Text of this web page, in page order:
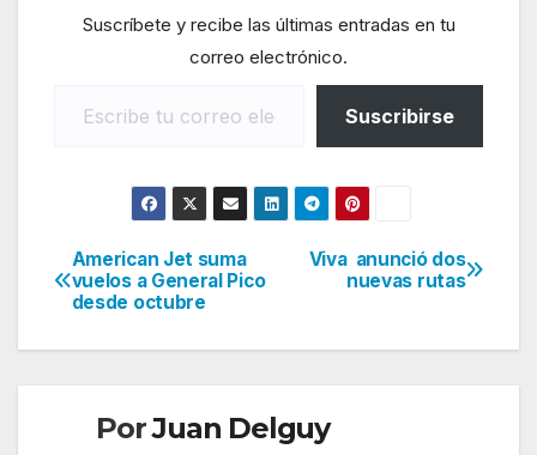
Suscríbete y recibe las últimas entradas en tu
correo electrónico.
Suscribirse
Navegación
de
Viva anunció dos
nuevas rutas
American Jet suma
vuelos a General Pico
desde octubre
PorJuan Delguy